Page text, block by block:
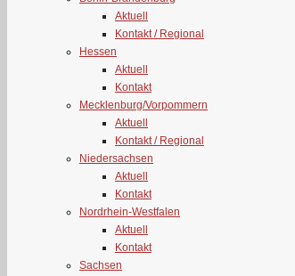
Aktuell
Kontakt / Regional
Hessen
Aktuell
Kontakt
Mecklenburg/Vorpommern
Aktuell
Kontakt / Regional
Niedersachsen
Aktuell
Kontakt
Nordrhein-Westfalen
Aktuell
Kontakt
Sachsen